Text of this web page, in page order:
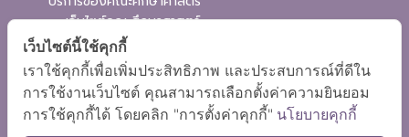
→ เว็บไซต์คณะศึกษาศาสตร์
→ ระบบจัดการเว็บไซต์
→ ระบบ Admission
→ EDU MIS
→ EDU SIS
เว็บไซต์นี้ใช้คุกกี้
เราใช้คุกกี้เพื่อเพิ่มประสิทธิภาพ และประสบการณ์ที่ดีใน
การใช้งานเว็บไซต์ คุณสามารถเลือกตั้งค่าความยินยอม
การใช้คุกกี้ได้ โดยคลิก "การตั้งค่าคุกกี้" นโยบายคุกกี้